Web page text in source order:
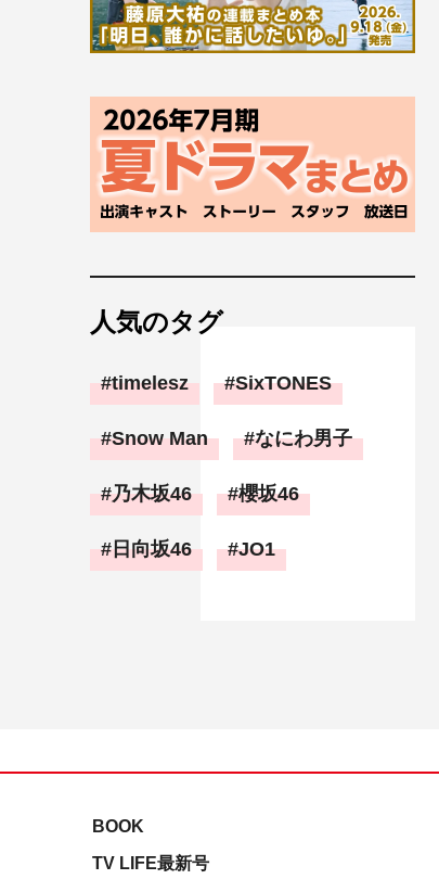
人気のタグ
timelesz SixTONES
Snow Man なにわ男子
乃木坂46 櫻坂46
日向坂46 JO1
BOOK
TV LIFE最新号